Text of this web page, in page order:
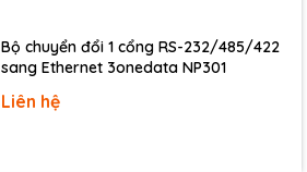
Bộ chuyển đổi 1 cổng RS-232/485/422
sang Ethernet 3onedata NP301
Liên hệ